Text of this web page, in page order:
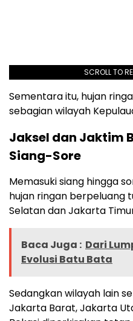
SCROLL TO
Sementara itu, hujan
sebagian wilayah
Jaksel dan Jaktim
Siang-Sore
Memasuki siang hingga
hujan ringan berpeluang
Selatan dan Jakarta
Baca Juga : Dari
Evolusi Batu Bata
Sedangkan wilayah lain
Jakarta Barat, Jakarta